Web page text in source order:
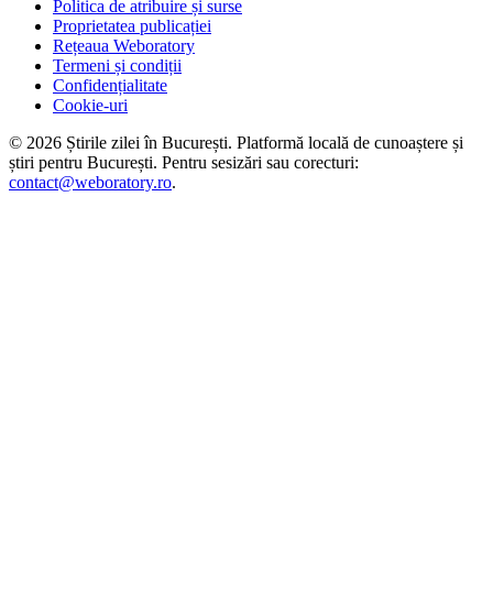
Politica de atribuire și surse
Proprietatea publicației
Rețeaua Weboratory
Termeni și condiții
Confidențialitate
Cookie-uri
© 2026 Știrile zilei în București. Platformă locală de cunoaștere și
știri pentru București. Pentru sesizări sau corecturi:
contact@weboratory.ro.